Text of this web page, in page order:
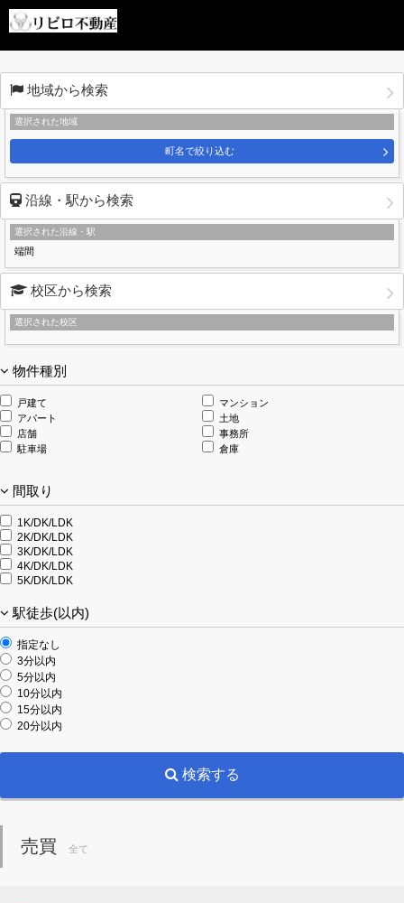
地域から検索
選択された地域
町名で絞り込む
沿線・駅から検索
選択された沿線・駅
端間
校区から検索
選択された校区
物件種別
戸建て
マンション
アパート
土地
店舗
事務所
駐車場
倉庫
間取り
1K/DK/LDK
2K/DK/LDK
3K/DK/LDK
4K/DK/LDK
5K/DK/LDK
駅徒歩(以内)
指定なし
3分以内
5分以内
10分以内
15分以内
20分以内
検索する
売買 全て